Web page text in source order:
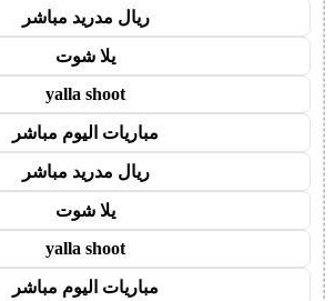
ريال مدريد مباشر
يلا شوت
yalla shoot
مباريات اليوم مباشر
ريال مدريد مباشر
يلا شوت
yalla shoot
مباريات اليوم مباشر